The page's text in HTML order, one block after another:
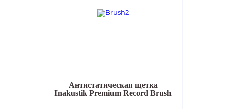
Антистатическая щетка
Inakustik Premium Record Brush